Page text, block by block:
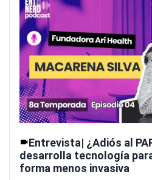
Entrevista| ¿Adiós al
desarrolla tecnología
forma menos invasiva